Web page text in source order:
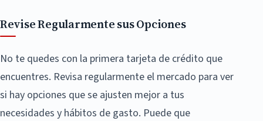
Revise Regularmente sus Opciones
No te quedes con la primera tarjeta de crédito que
encuentres. Revisa regularmente el mercado para ver
si hay opciones que se ajusten mejor a tus
necesidades y hábitos de gasto. Puede que